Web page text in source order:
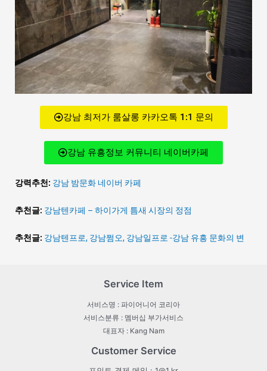
강남 최저가 룸살롱 카카오톡 1:1 문의
강남 유흥정보 커뮤니티 네이버카페
강력추천: 강남 밤문화 네이버 카페
추천글: 강남텐카페 – 하이가게 틈새 시장의 정점
추천글: 강남텐프로, 강남쩜오, 강남일프로 -강남 유흥 문화의 변
Service Item
서비스명 : 파이어니어 코리아
서비스분류 : 멤버십 부가서비스
대표자 : Kang Nam
Customer Service